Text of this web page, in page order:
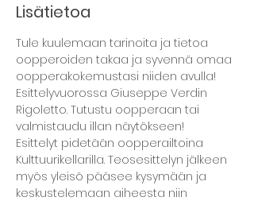
Lisätietoa
Tule kuulemaan tarinoita ja tietoa
oopperoiden takaa ja syvennä omaa
oopperakokemustasi niiden avulla!
Esittelyvuorossa Giuseppe Verdin
Rigoletto. Tutustu oopperaan tai
valmistaudu illan näytökseen!
Esittelyt pidetään oopperailtoina
Kulttuurikellarilla. Teosesittelyn jälkeen
myös yleisö pääsee kysymään ja
keskustelemaan aiheesta niin